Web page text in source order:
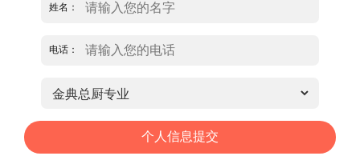
姓名：
电话：